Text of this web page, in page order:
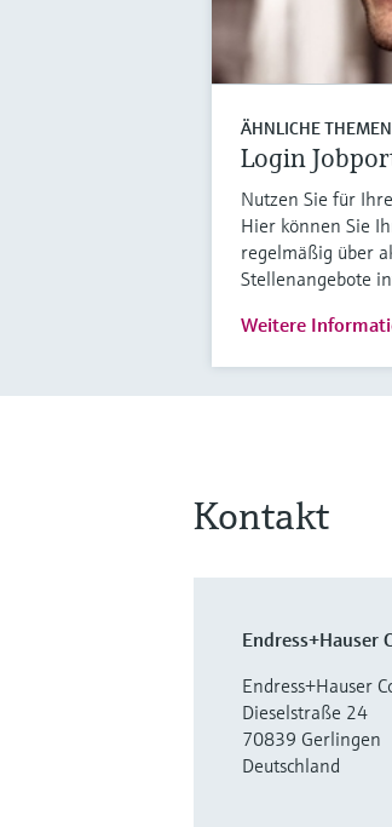
ÄHNLICHE THEMEN
Login
Nutzen Sie für
Hier können Sie
regelmäßig über
Stellenangebote
Weitere
Kontakt
Endress+Hauser
Endress+Hauser
Dieselstraße 24
70839 Gerlingen
Deutschland